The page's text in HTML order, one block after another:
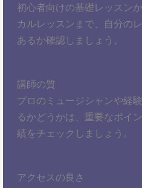
初心者向けの基礎レッスン
カルレッスンまで、自分の
あるか確認しましょう。
講師の質
プロのミュージシャンや経
るかどうかは、重要なポイ
績をチェックしましょう。
アクセスの良さ